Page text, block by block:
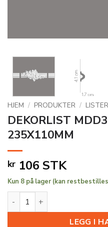
HJEM / PRODUKTER / LISTER
DEKORLIST
235X110MM
kr 106 STK
Kun 8 på lager (kan
DEKORLIST MDD332-12
LEGG I